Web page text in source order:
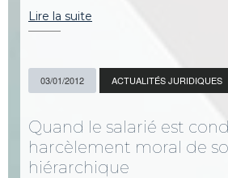
Lire la suite
03/01/2012 ACTUALITÉS JURIDIQUES
Quand le salarié est
harcèlement moral de
hiérarchique